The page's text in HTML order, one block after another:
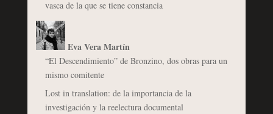
vasca de la que se tiene constancia
Eva Vera Martín
“El Descendimiento” de Bronzino, dos obras para un
mismo comitente
Lost in translation: de la importancia de la
investigación y la reelectura documental